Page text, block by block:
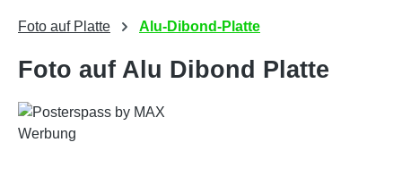
Foto auf Platte Alu-Dibond-Platte
Foto auf Alu Dibond Platte